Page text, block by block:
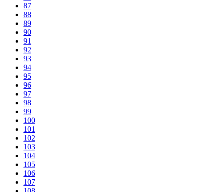
87
88
89
90
91
92
93
94
95
96
97
98
99
100
101
102
103
104
105
106
107